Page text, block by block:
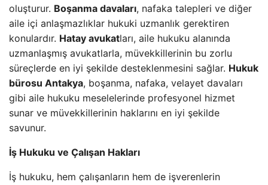
oluşturur. Boşanma davaları, nafaka talepleri ve diğer
aile içi anlaşmazlıklar hukuki uzmanlık gerektiren
konulardır. Hatay avukatları, aile hukuku alanında
uzmanlaşmış avukatlarla, müvekkillerinin bu zorlu
süreçlerde en iyi şekilde desteklenmesini sağlar. Hukuk
bürosu Antakya, boşanma, nafaka, velayet davaları
gibi aile hukuku meselelerinde profesyonel hizmet
sunar ve müvekkillerinin haklarını en iyi şekilde
savunur.
İş Hukuku ve Çalışan Hakları
İş hukuku, hem çalışanların hem de işverenlerin